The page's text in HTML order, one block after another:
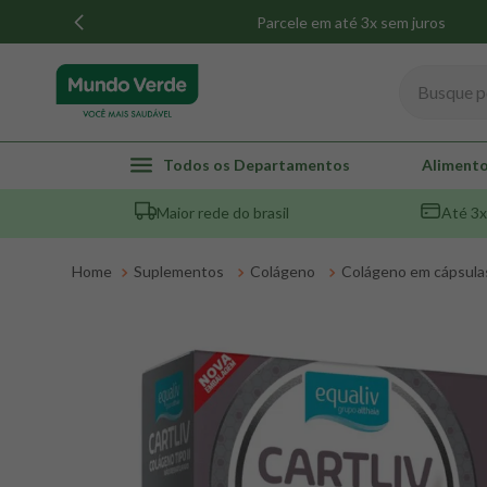
Parcele em até 3x sem juros
Todos os Departamentos
Maior rede do brasil Até
Suplementos Colágeno Colágeno em
TERMOS MAIS BUSCADOS
1º whey
2º creatina
pacco
snack proteico mundo verde
8º maca peruana
psyllium